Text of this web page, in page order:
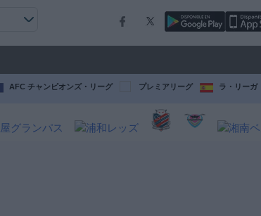
AFC チャンピオンズ・リーグ プレミアリーグ ラ・リーガ